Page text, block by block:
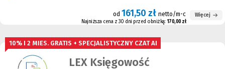
od 161,50 zł netto/m-c
Najniższa cena z 30 dni przed obniżką: 170,00 zł
Więcej
10% I 2 MIES. GRATIS + SPECJALISTYCZNY CZAT AI
LEX Księgowość